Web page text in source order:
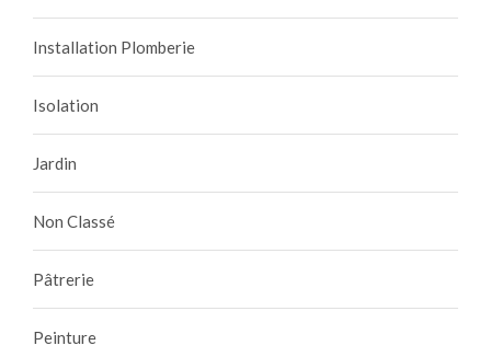
Installation Plomberie
Isolation
Jardin
Non Classé
Pâtrerie
Peinture